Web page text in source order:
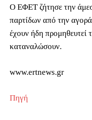
Ο ΕΦΕΤ ζήτησε την
παρτίδων από την
έχουν ήδη προμηθευτεί
καταναλώσουν.
www.ertnews.gr
Πηγή